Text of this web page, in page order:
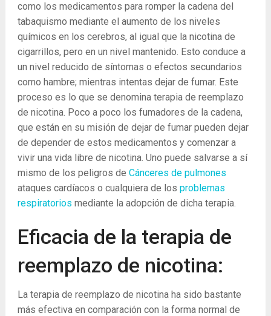
como los medicamentos para romper la cadena del
tabaquismo mediante el aumento de los niveles
químicos en los cerebros, al igual que la nicotina de
cigarrillos, pero en un nivel mantenido. Esto conduce a
un nivel reducido de síntomas o efectos secundarios
como hambre; mientras intentas dejar de fumar. Este
proceso es lo que se denomina terapia de reemplazo
de nicotina. Poco a poco los fumadores de la cadena,
que están en su misión de dejar de fumar pueden dejar
de depender de estos medicamentos y comenzar a
vivir una vida libre de nicotina. Uno puede salvarse a sí
mismo de los peligros de Cánceres de pulmones
ataques cardíacos o cualquiera de los problemas
respiratorios mediante la adopción de dicha terapia.
Eficacia de la terapia de
reemplazo de nicotina:
La terapia de reemplazo de nicotina ha sido bastante
más efectiva en comparación con la forma normal de